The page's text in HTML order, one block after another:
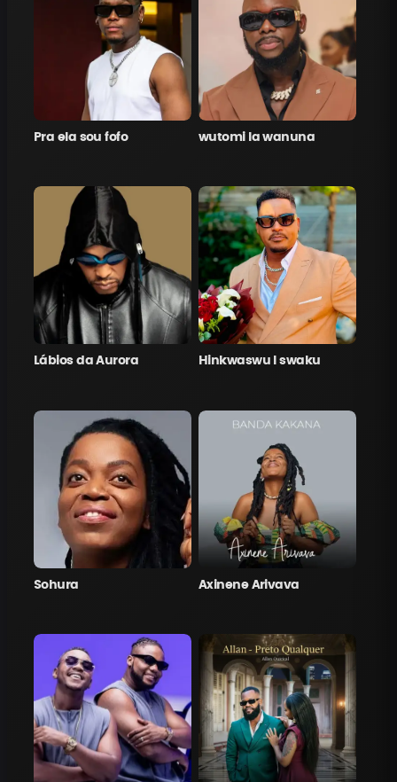
Pra ela sou fofo wutomi la wanuna
Lábios da Aurora Hinkwaswu l swaku
Sohura Axinene Arivava